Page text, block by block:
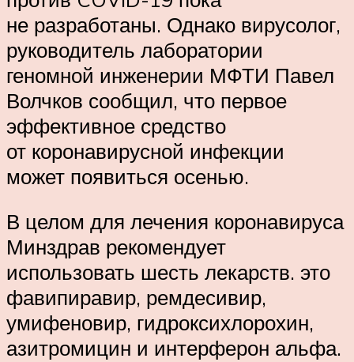
не разработаны. Однако вирусолог,
руководитель лаборатории
геномной инженерии МФТИ Павел
Волчков сообщил, что первое
эффективное средство
от коронавирусной инфекции
может появиться осенью.
В целом для лечения коронавируса
Минздрав рекомендует
использовать шесть лекарств. это
фавипиравир, ремдесивир,
умифеновир, гидроксихлорохин,
азитромицин и интерферон альфа.